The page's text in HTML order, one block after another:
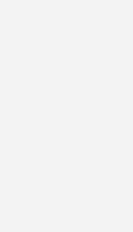
regelmäßig von uns
gebündelt und
ich damit einverstanden, über
und eine Abmeldung ist
mit Daten finden Sie